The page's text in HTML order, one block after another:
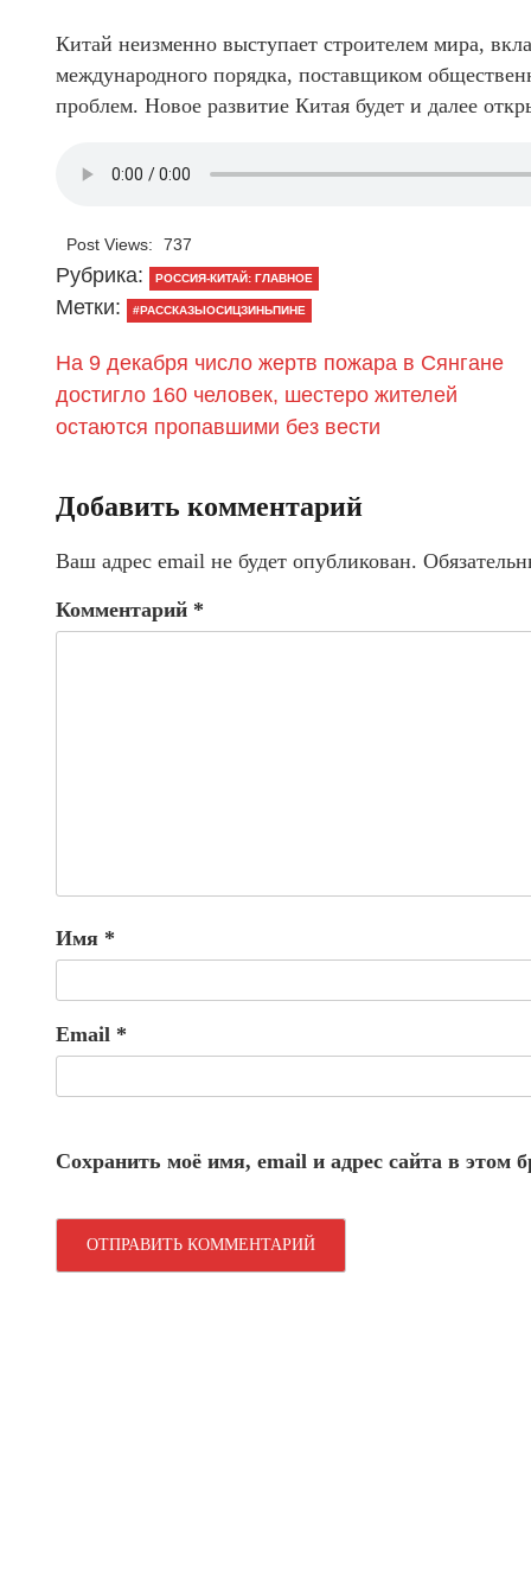
Китай неизменно выступает строителем мира,
международного порядка, поставщиком
проблем. Новое развитие Китая будет и далее
Post Views: 737
Рубрика: РОССИЯ-КИТАЙ: ГЛАВНОЕ
Метки: #РАССКАЗЫОСИЦЗИНЬПИНЕ
На 9 декабря число жертв пожара в Сянгане
достигло 160 человек, шестеро жителей
остаются пропавшими без вести
Добавить комментарий
Ваш адрес email не будет опубликован.
Комментарий *
Имя *
Email *
Сохранить моё имя, email и адрес сайта в этом